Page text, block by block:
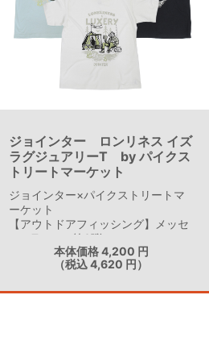
ジョインター ロンリネス イズ
ラグジュアリーT by パイクス
トリートマーケット
ジョインター×パイクストリートマ
ーケット
【アウトドアフィッシング】メッセ
ージTシャツ第3弾
本体価格 4,200 円
（税込 4,620 円）